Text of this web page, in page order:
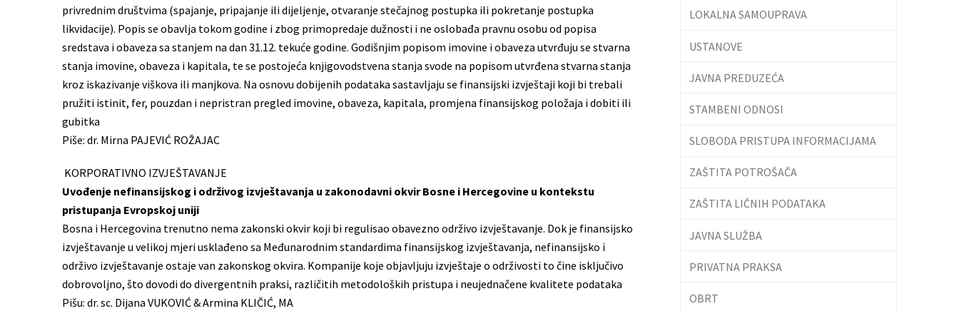
privrednim društvima (spajanje, pripajanje ili dijeljenje, otvaranje stečajnog postupka ili pokretanje postupka
likvidacije). Popis se obavlja tokom godine i zbog primopredaje dužnosti i ne oslobađa pravnu osobu od popisa
sredstava i obaveza sa stanjem na dan 31.12. tekuće godine. Godišnjim popisom imovine i obaveza utvrđuju se stvarna
stanja imovine, obaveza i kapitala, te se postojeća knjigovodstvena stanja svode na popisom utvrđena stvarna stanja
kroz iskazivanje viškova ili manjkova. Na osnovu dobijenih podataka sastavljaju se finansijski izvještaji koji bi trebali
pružiti istinit, fer, pouzdan i nepristran pregled imovine, obaveza, kapitala, promjena finansijskog položaja i dobiti ili
gubitka
Piše: dr. Mirna PAJEVIĆ ROŽAJAC
KORPORATIVNO IZVJEŠTAVANJE
Uvođenje nefinansijskog i održivog izvještavanja u zakonodavni okvir Bosne i Hercegovine u kontekstu
pristupanja Evropskoj uniji
Bosna i Hercegovina trenutno nema zakonski okvir koji bi regulisao obavezno održivo izvještavanje. Dok je finansijsko
izvještavanje u velikoj mjeri usklađeno sa Međunarodnim standardima finansijskog izvještavanja, nefinansijsko i
održivo izvještavanje ostaje van zakonskog okvira. Kompanije koje objavljuju izvještaje o održivosti to čine isključivo
dobrovoljno, što dovodi do divergentnih praksi, različitih metodoloških pristupa i neujednačene kvalitete podataka
Pišu: dr. sc. Dijana VUKOVIĆ & Armina KLIČIĆ, MA
LOKALNA SAMOUPRAVA
USTANOVE
JAVNA PREDUZEĆA
STAMBENI ODNOSI
SLOBODA PRISTUPA INFORMACIJAMA
ZAŠTITA POTROŠAČA
ZAŠTITA LIČNIH PODATAKA
JAVNA SLUŽBA
PRIVATNA PRAKSA
OBRT